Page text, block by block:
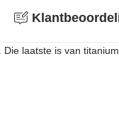
laatste is van